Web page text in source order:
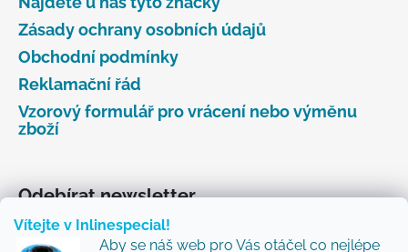
Vítejte v Inlinespecial!
Aby se náš web pro Vás otáčel co nejlépe
Zásady ochrany osobních údajů
Obchodní podmínky
Reklamační řád
Vzorový formulář pro vrácení nebo výměnu
zboží
Odebírat newsletter
Vložte svůj e-mail a my vám budeme zasílat informace